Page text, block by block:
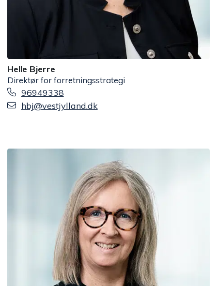
Helle Bjerre
Direktør for forretningsstrategi
96949338
hbj@vestjylland.dk